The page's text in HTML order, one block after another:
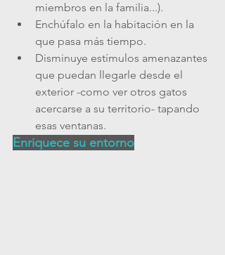
miembros en la familia...).
Enchúfalo en la habitación en la
que pasa más tiempo.
Disminuye estímulos amenazantes
que puedan llegarle desde el
exterior -como ver otros gatos
acercarse a su territorio- tapando
esas ventanas.
Enriquece su entorno